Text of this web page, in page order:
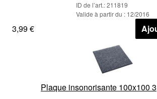
ID de l’art.: 211819
Valide à partir du : 12/2016
3,99 €
Plaque insonorisante 100x100